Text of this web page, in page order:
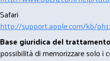
Safari
http://support.apple.com/kb/
Base giuridica del
possibilità di memorizzare solo i